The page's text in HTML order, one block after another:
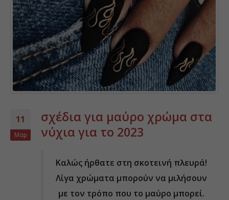
11
Μαρ
σχέδια για μαύρο χρώμα στα
νύχια για το 2023
Καλώς ήρθατε στη σκοτεινή πλευρά!
Λίγα χρώματα μπορούν να μιλήσουν
με τον τρόπο που το μαύρο μπορεί.